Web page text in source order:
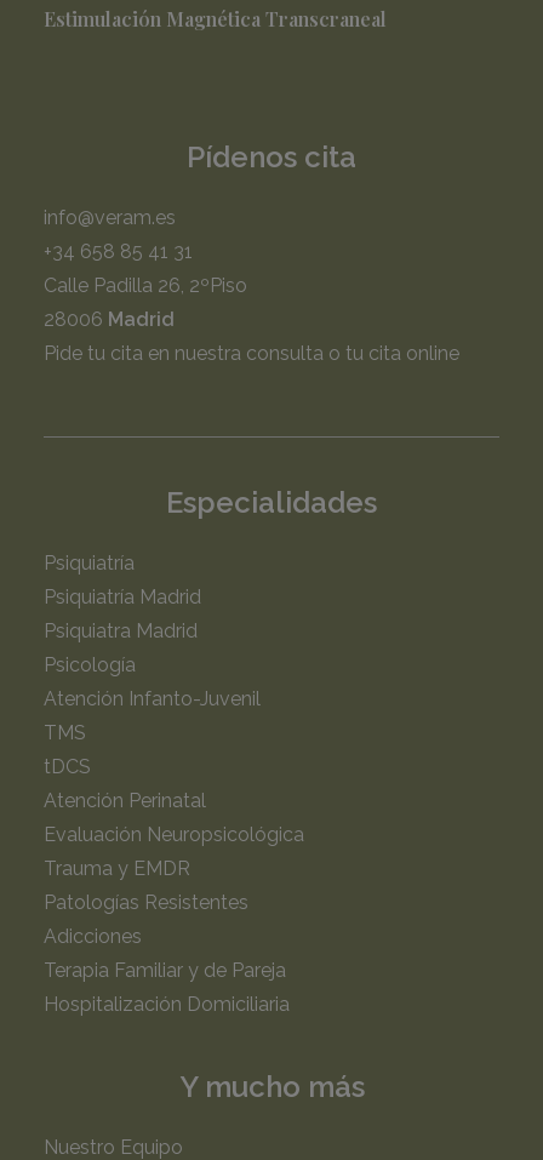
Estimulación Magnética Transcraneal
Pídenos cita
info@veram.es
+34 658 85 41 31
Calle Padilla 26, 2ºPiso
28006 Madrid
Pide tu cita en nuestra consulta o tu cita online
Especialidades
Psiquiatría
Psiquiatría Madrid
Psiquiatra Madrid
Psicología
Atención Infanto-Juvenil
TMS
tDCS
Atención Perinatal
Evaluación Neuropsicológica
Trauma y EMDR
Patologías Resistentes
Adicciones
Terapia Familiar y de Pareja
Hospitalización Domiciliaria
Y mucho más
Nuestro Equipo